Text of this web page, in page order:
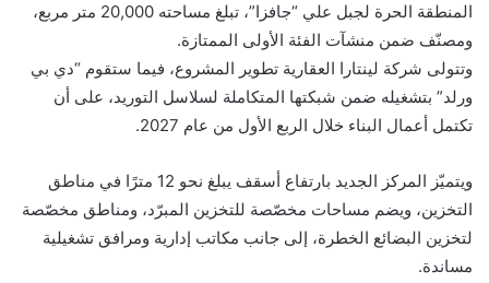
المنطقة الحرة لجبل علي “جافزا”، تبلغ مساحته 20,000 متر مربع،
ومصنّف ضمن منشآت الفئة الأولى الممتازة.
وتتولى شركة لينتارا العقارية تطوير المشروع، فيما ستقوم “دي بي
ورلد” بتشغيله ضمن شبكتها المتكاملة لسلاسل التوريد، على أن
تكتمل أعمال البناء خلال الربع الأول من عام 2027.
ويتميّز المركز الجديد بارتفاع أسقف يبلغ نحو 12 مترًا في مناطق
التخزين، ويضم مساحات مخصّصة للتخزين المبرّد، ومناطق مخصّصة
لتخزين البضائع الخطرة، إلى جانب مكاتب إدارية ومرافق تشغيلية
مساندة.